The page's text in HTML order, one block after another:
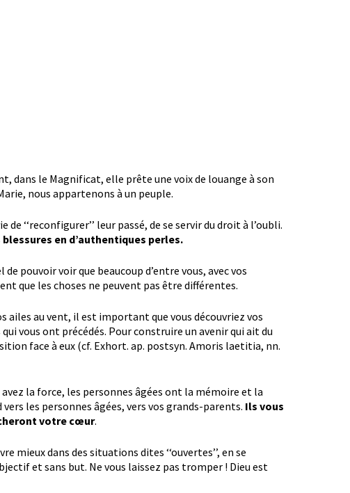
dans le Magnificat, elle prête une voix de louange à son
nous appartenons à un peuple.
‘‘reconfigurer’’ leur passé, de se servir du droit à l’oubli.
en d’authentiques perles.
de pouvoir voir que beaucoup d’entre vous, avec vos
que les choses ne peuvent pas être différentes.
ailes au vent, il est important que vous découvriez vos
vous ont précédés. Pour construire un avenir qui ait du
face à eux (cf. Exhort. ap. postsyn. Amoris laetitia, nn.
avez la force, les personnes âgées ont la mémoire et la
les personnes âgées, vers vos grands-parents. Ils vous
votre cœur.
mieux dans des situations dites ‘‘ouvertes’’, en se
et sans but. Ne vous laissez pas tromper ! Dieu est